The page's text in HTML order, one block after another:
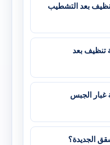
بعد التشطيب
بعد
غبار الجبس
الجديدة؟